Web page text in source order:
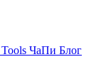
Tools ЧаПи Блог